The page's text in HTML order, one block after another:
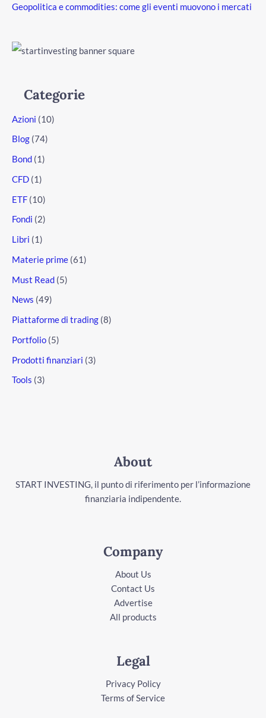
Geopolitica e commodities: come gli eventi muovono i mercati
Categorie
Azioni (10)
Blog (74)
Bond (1)
CFD (1)
ETF (10)
Fondi (2)
Libri (1)
Materie prime (61)
Must Read (5)
News (49)
Piattaforme di trading (8)
Portfolio (5)
Prodotti finanziari (3)
Tools (3)
About
START INVESTING, il punto di riferimento per l’informazione
finanziaria indipendente.
Company
About Us
Contact Us
Advertise
All products
Legal
Privacy Policy
Terms of Service